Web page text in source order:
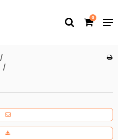
0
/
/